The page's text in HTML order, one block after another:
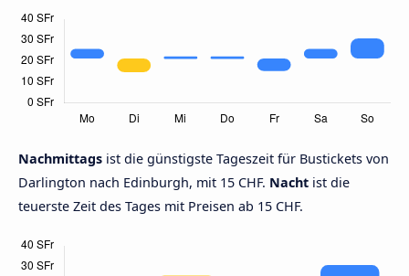
Nachmittags ist die günstigste Tageszeit für Bustickets von
Darlington nach Edinburgh, mit 15 CHF. Nacht ist die
teuerste Zeit des Tages mit Preisen ab 15 CHF.